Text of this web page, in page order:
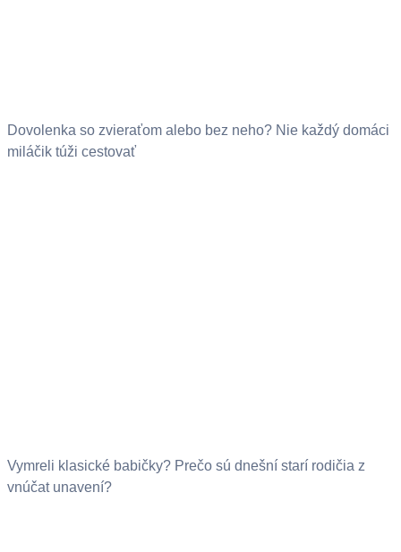
Dovolenka so zvieraťom alebo bez neho? Nie každý domáci
miláčik túži cestovať
Vymreli klasické babičky? Prečo sú dnešní starí rodičia z
vnúčat unavení?